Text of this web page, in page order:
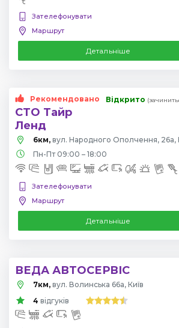
Зателефонувати
Маршрут
Детальніше
Рекомендовано
СТО Тайр
Ленд
Відкрито
6км, вул. Народного Ополчення, 26а,
Пн-Пт 09:00 – 18:00
Зателефонувати
Маршрут
Детальніше
ВЕДА АВТОСЕРВІС
7км, вул. Волинська 66а, Київ
4 відгуків